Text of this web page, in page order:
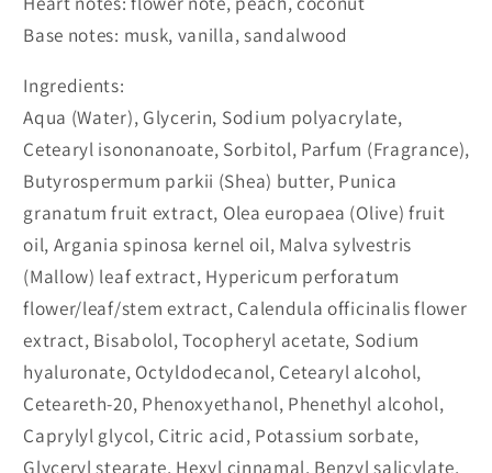
Base notes: musk, vanilla, sandalwood
Ingredients:
Aqua (Water), Glycerin, Sodium polyacrylate,
Cetearyl isononanoate, Sorbitol, Parfum (Fragrance),
Butyrospermum parkii (Shea) butter, Punica
granatum fruit extract, Olea europaea (Olive) fruit
oil, Argania spinosa kernel oil, Malva sylvestris
(Mallow) leaf extract, Hypericum perforatum
flower/leaf/stem extract, Calendula officinalis flower
extract, Bisabolol, Tocopheryl acetate, Sodium
hyaluronate, Octyldodecanol, Cetearyl alcohol,
Ceteareth-20, Phenoxyethanol, Phenethyl alcohol,
Caprylyl glycol, Citric acid, Potassium sorbate,
Glyceryl stearate, Hexyl cinnamal, Benzyl salicylate,